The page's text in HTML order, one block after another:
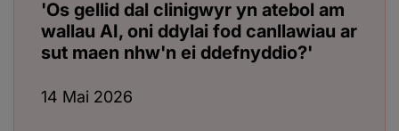
'Os gellid dal clinigwyr yn atebol am
wallau AI, oni ddylai fod canllawiau ar
sut maen nhw'n ei ddefnyddio?'
14 Mai 2026